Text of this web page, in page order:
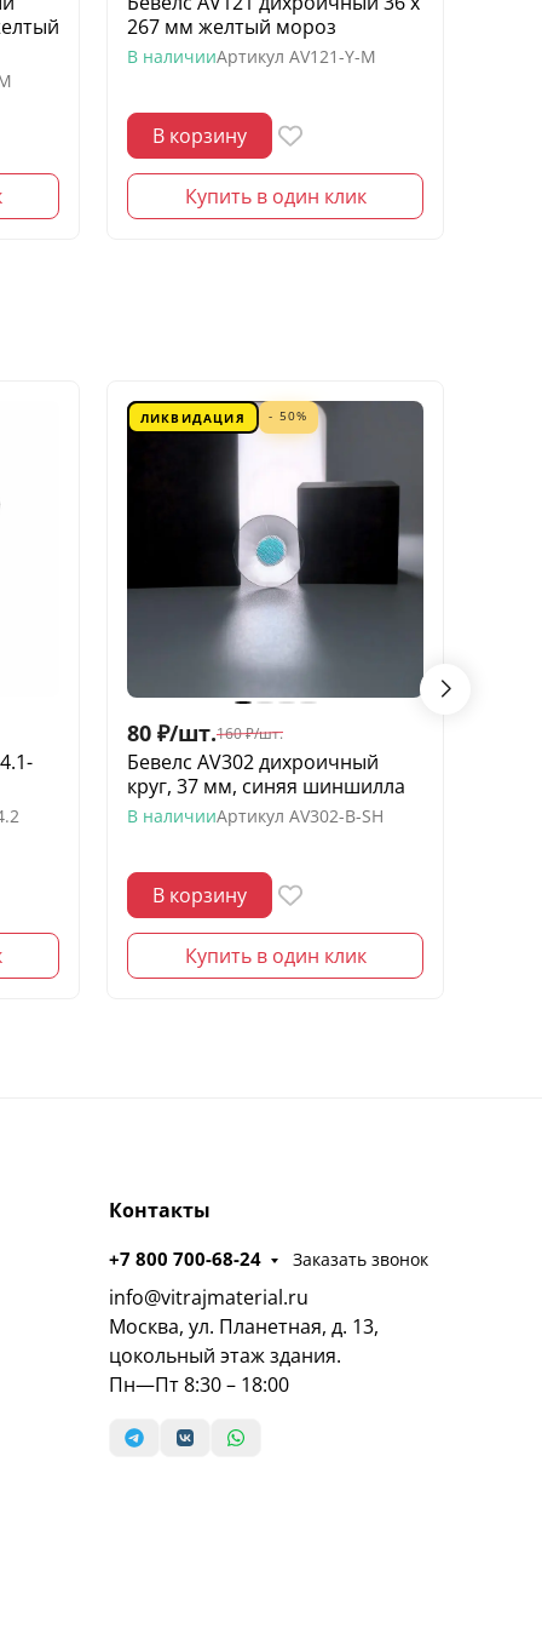
267 мм желтый мороз
В наличииАртикул AV121-Y-M
В корзину
Купить в один клик
ЛИКВИДАЦИЯ - 50%
80 ₽/шт.160 ₽/шт.
Бевелс AV302 дихроичный
круг, 37 мм, синяя шиншилла
В наличииАртикул AV302-B-SH
В корзину
Купить в один клик
Контакты
+7 800 700-68-24 Заказать звонок
info@vitrajmaterial.ru
Москва, ул. Планетная, д. 13,
цокольный этаж здания.
Пн—Пт 8:30 – 18:00